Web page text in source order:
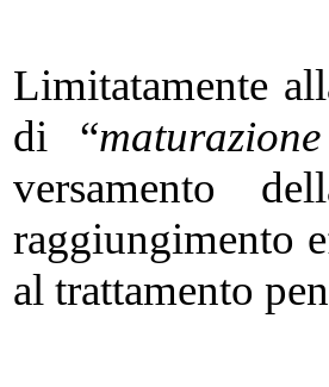
Limitatamente
di “
versamento
raggiungimento
al trattamento